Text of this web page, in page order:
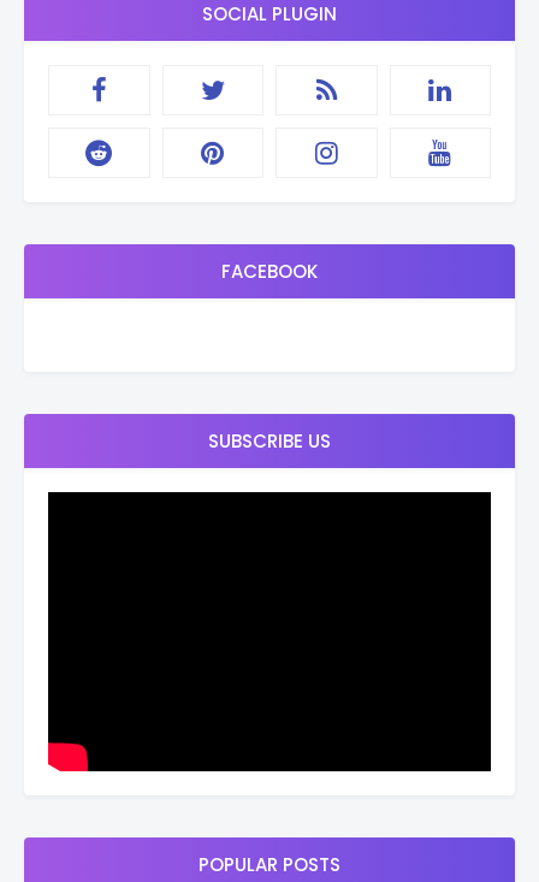
SOCIAL PLUGIN
FACEBOOK
SUBSCRIBE US
POPULAR POSTS